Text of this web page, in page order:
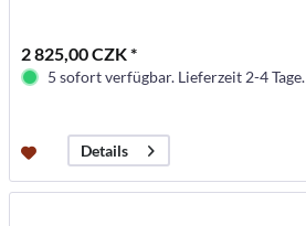
2 825,00 CZK *
5 sofort verfügbar. Lieferzeit 2-4 Tage.
Details